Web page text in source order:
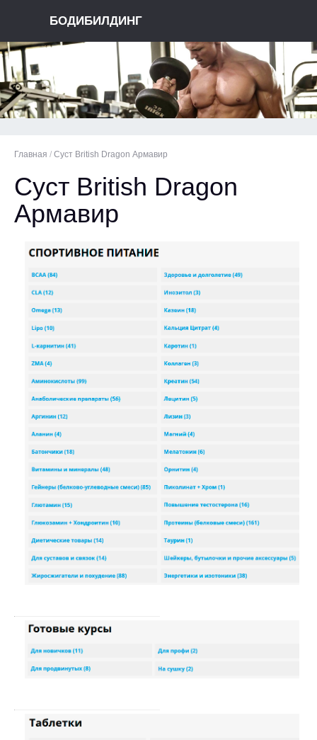
БОДИБИЛДИНГ
Главная / Суст British Dragon Армавир
Суст British Dragon
Армавир